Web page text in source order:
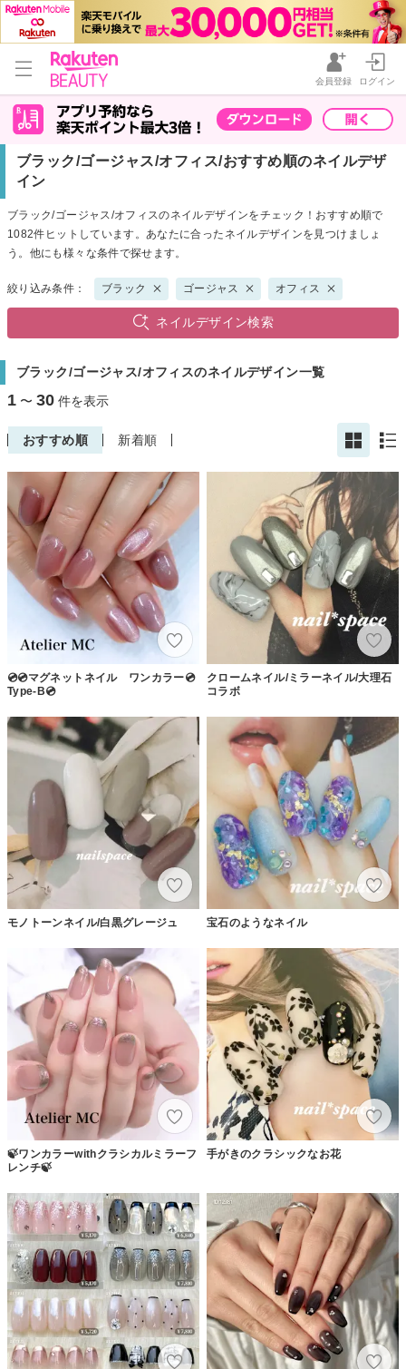
会員登録 ログイン
ブラック/ゴージャス/オフィス/おすすめ順のネイルデザ
イン
ブラック/ゴージャス/オフィスのネイルデザインをチェック！おすすめ順で
1082件ヒットしています。あなたに合ったネイルデザインを見つけましょ
う。他にも様々な条件で探せます。
絞り込み条件： ブラック ゴージャス オフィス
ネイルデザイン検索
ブラック/ゴージャス/オフィスのネイルデザイン一覧
1 〜 30 件を表示
おすすめ順 新着順
💿💿マグネットネイル ワンカラー💿
Type-B💿
クロームネイル/ミラーネイル/大理石
コラボ
モノトーンネイル/白黒グレージュ 宝石のようなネイル
🍃ワンカラーwithクラシカルミラーフ
レンチ🍃
手がきのクラシックなお花